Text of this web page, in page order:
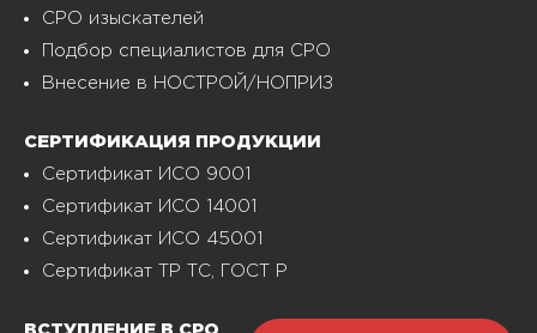
СРО изыскателей
Подбор специалистов для СРО
Внесение в НОСТРОЙ/НОПРИЗ
СЕРТИФИКАЦИЯ ПРОДУКЦИИ
Сертификат ИСО 9001
Сертификат ИСО 14001
Сертификат ИСО 45001
Сертификат ТР ТС, ГОСТ Р